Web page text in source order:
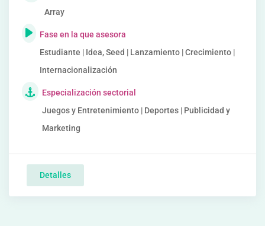
Array
Fase en la que asesora
Estudiante | Idea, Seed | Lanzamiento | Crecimiento |
Internacionalización
Especialización sectorial
Juegos y Entretenimiento | Deportes | Publicidad y
Marketing
Detalles